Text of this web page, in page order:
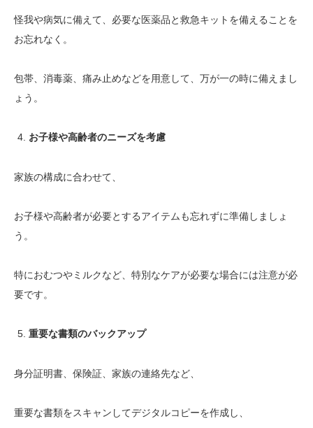
怪我や病気に備えて、必要な医薬品と救急キットを備えることを
お忘れなく。
包帯、消毒薬、痛み止めなどを用意して、万が一の時に備えまし
ょう。
お子様や高齢者のニーズを考慮
家族の構成に合わせて、
お子様や高齢者が必要とするアイテムも忘れずに準備しましょ
う。
特におむつやミルクなど、特別なケアが必要な場合には注意が必
要です。
重要な書類のバックアップ
身分証明書、保険証、家族の連絡先など、
重要な書類をスキャンしてデジタルコピーを作成し、